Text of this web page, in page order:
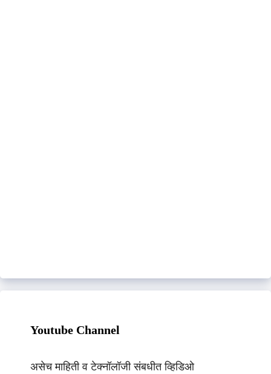
Youtube Channel
असेच माहिती व टेक्नॉलॉजी संबधीत व्हिडिओ